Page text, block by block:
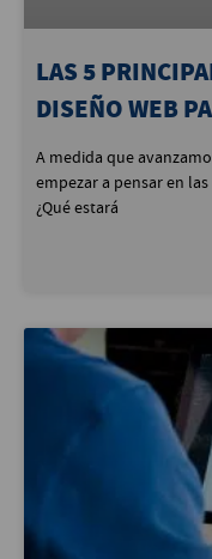
LAS 5
DISEÑO WEB
A medida que
empezar a pensar en
¿Qué estará